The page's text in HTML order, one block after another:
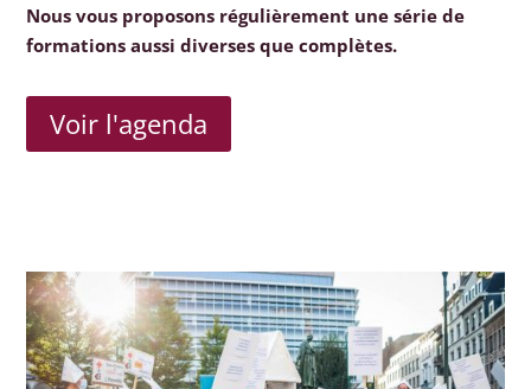
Nous vous proposons régulièrement une série de
formations aussi diverses que complètes.
Voir l'agenda